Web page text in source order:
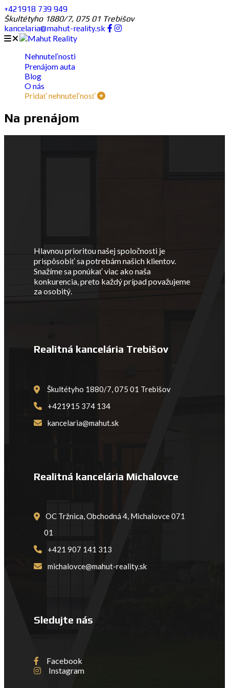
+421918 739 949
Škultétyho 1880/7, 075 01 Trebišov
kancelaria@mahut-reality.sk
Nehnuteľnosti
Prenájom auta
Blog
O nás
Pridať nehnuteľnosť
Na prenájom
Hlavnou prioritou našej spoločnosti je
prispôsobiť sa potrebám našich klientov.
Snažíme sa ponúkať viac ako naša
konkurencia, preto každý prípad považujeme
za osobitý.
Realitná kancelária Trebišov
Škultétyho 1880/7, 075 01 Trebišov
+421915 374 134
kancelaria@mahut.sk
Realitná kancelária Michalovce
OC Tržnica, Obchodná 4, Michalovce 071
01
+421 907 141 313
michalovce@mahut-reality.sk
Sledujte nás
Facebook
Instagram